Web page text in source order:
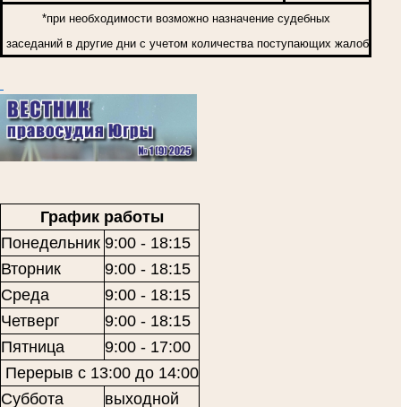
*при необходимости возможно назначение судебных
заседаний в другие дни с учетом количества поступающих жалоб
График работы
Понедельник 9:00 - 18:15
Вторник
9:00 - 18:15
Среда
9:00 - 18:15
Четверг
9:00 - 18:15
Пятница
9:00 - 17:00
Перерыв с 13:00 до 14:00
Суббота
выходной